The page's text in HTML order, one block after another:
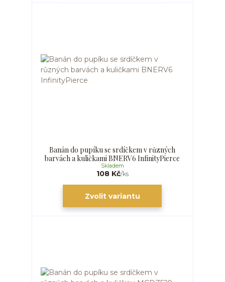
Banán do pupíku se srdíčkem v různých
barvách a kuličkami BNERV6 InfinityPierce
108 Kč/ks
Skladem
Zvolit variantu